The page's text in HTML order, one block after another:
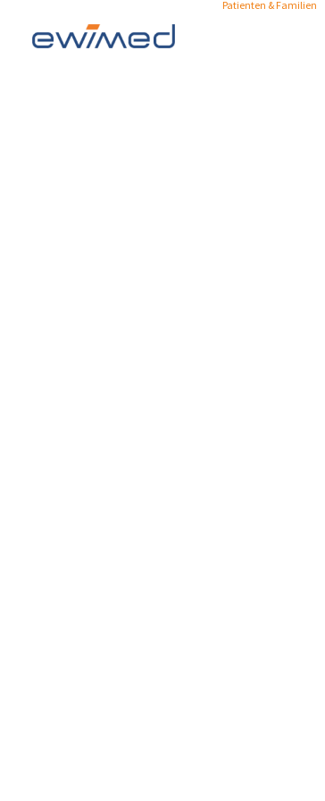
Patienten & Familien